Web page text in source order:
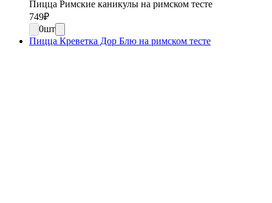
Пицца Римские каникулы на римском тесте
749₽
0шт
Пицца Креветка Дор Блю на римском тесте